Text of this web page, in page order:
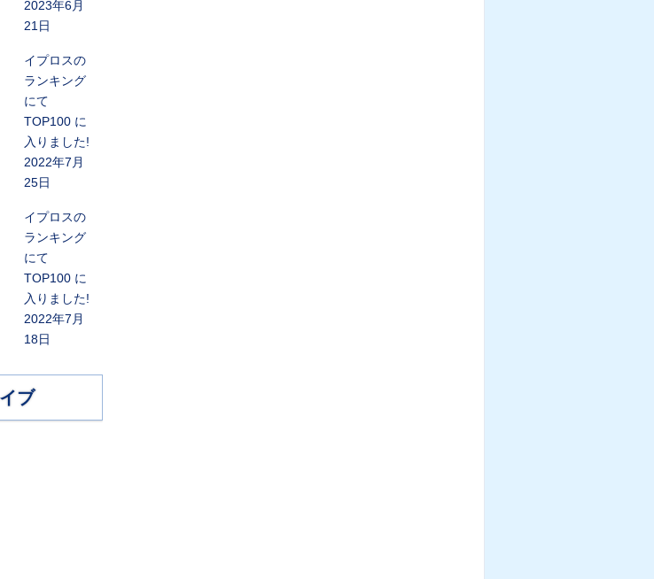
2023年6月
21日
イプロスの
ランキング
にて
TOP100 に
入りました!
2022年7月
25日
イプロスの
ランキング
にて
TOP100 に
入りました!
2022年7月
18日
ブ